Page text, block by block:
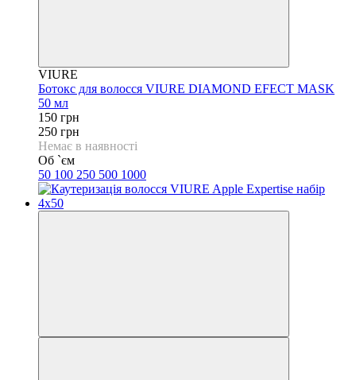
VIURE
Ботокс для волосся VIURE DIAMOND EFECT MASK
50 мл
150 грн
250 грн
Немає в наявності
Об `єм
50 100 250 500 1000